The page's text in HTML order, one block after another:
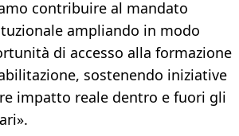
contribuire al mandato
ampliando in modo
di accesso alla formazione
sostenendo iniziative
impatto reale dentro e fuori gli